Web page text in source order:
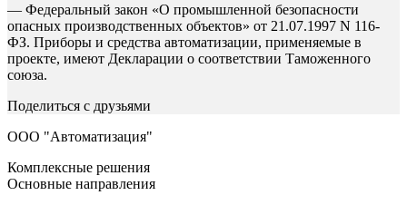
— Федеральный закон «О промышленной безопасности
опасных производственных объектов» от 21.07.1997 N 116-
ФЗ. Приборы и средства автоматизации, применяемые в
проекте, имеют Декларации о соответствии Таможенного
союза.
Поделиться с друзьями
ООО "Автоматизация"
Комплексные решения
Основные направления